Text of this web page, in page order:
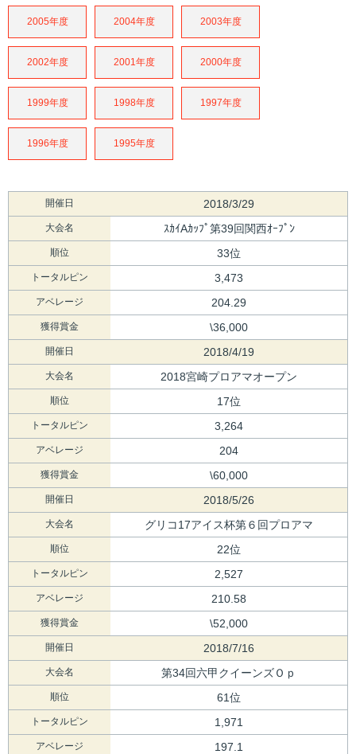
2005年度 2004年度 2003年度
2002年度 2001年度 2000年度
1999年度 1998年度 1997年度
1996年度 1995年度
開催日 2018/3/29
大会名 ｽｶｲAｶｯﾌﾟ第39回関西ｵｰﾌﾟﾝ
順位 33位
トータルピン 3,473
アベレージ 204.29
獲得賞金 \36,000
開催日 2018/4/19
大会名 2018宮崎プロアマオープン
順位 17位
トータルピン 3,264
アベレージ 204
獲得賞金 \60,000
開催日 2018/5/26
大会名 グリコ17アイス杯第６回プロアマ
順位 22位
トータルピン 2,527
アベレージ 210.58
獲得賞金 \52,000
開催日 2018/7/16
大会名 第34回六甲クイーンズＯｐ
順位 61位
トータルピン 1,971
アベレージ 197.1